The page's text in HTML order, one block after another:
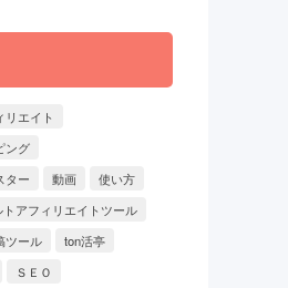
リエイト
ング
ター 動画
使い方
トアフィリエイトツール
ツール
ton活亭
ＳＥＯ